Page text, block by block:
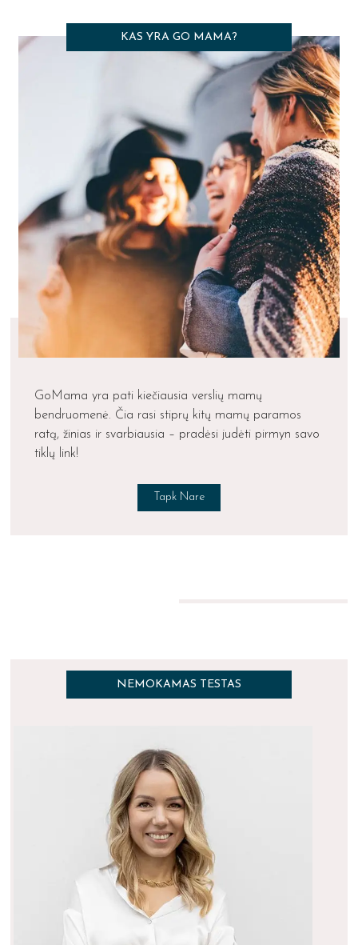
KAS YRA GO MAMA?
GoMama yra pati kiečiausia verslių mamų
bendruomenė. Čia rasi stiprų kitų mamų paramos
ratą, žinias ir svarbiausia – pradėsi judėti pirmyn savo
tiklų link!
Tapk Nare
NEMOKAMAS TESTAS